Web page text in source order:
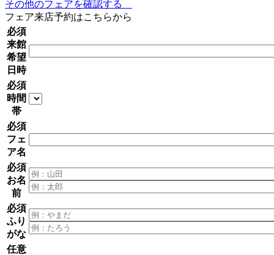
その他のフェアを確認する
フェア来店予約はこちらから
必須
来館
希望
日時
必須
時間
帯
必須
フェ
ア名
必須
お名
前
必須
ふり
がな
任意